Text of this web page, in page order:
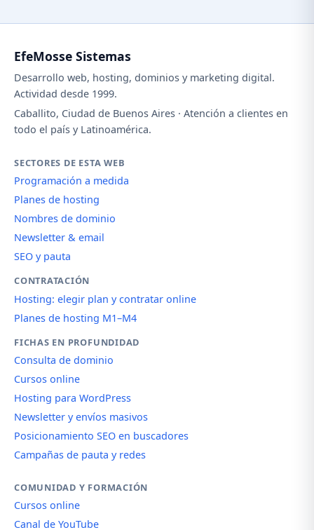
EfeMosse Sistemas
Desarrollo web, hosting, dominios y marketing digital.
Actividad desde 1999.
Caballito, Ciudad de Buenos Aires · Atención a clientes en
todo el país y Latinoamérica.
SECTORES DE ESTA WEB
Programación a medida
Planes de hosting
Nombres de dominio
Newsletter & email
SEO y pauta
CONTRATACIÓN
Hosting: elegir plan y contratar online
Planes de hosting M1–M4
FICHAS EN PROFUNDIDAD
Consulta de dominio
Cursos online
Hosting para WordPress
Newsletter y envíos masivos
Posicionamiento SEO en buscadores
Campañas de pauta y redes
COMUNIDAD Y FORMACIÓN
Cursos online
Canal de YouTube